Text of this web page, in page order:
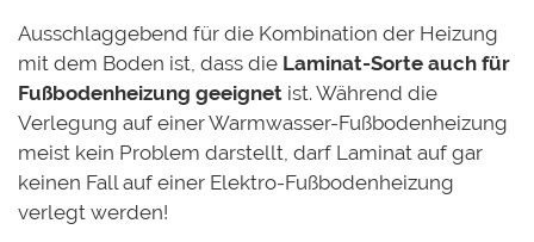
Ausschlaggebend für die Kombination der Heizung
mit dem Boden ist, dass die Laminat-Sorte auch für
Fußbodenheizung geeignet ist. Während die
Verlegung auf einer Warmwasser-Fußbodenheizung
meist kein Problem darstellt, darf Laminat auf gar
keinen Fall auf einer Elektro-Fußbodenheizung
verlegt werden!